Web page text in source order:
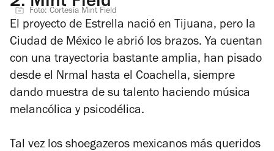
Foto: Cortesía Mint Field
El proyecto de Estrella nació en Tijuana, pero la
Ciudad de México le abrió los brazos. Ya cuentan
con una trayectoria bastante amplia, han pisado
desde el Nrmal hasta el Coachella, siempre
dando muestra de su talento haciendo música
melancólica y psicodélica.
Tal vez los shoegazeros mexicanos más queridos